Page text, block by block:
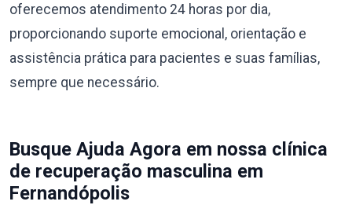
oferecemos atendimento 24 horas por dia,
proporcionando suporte emocional, orientação e
assistência prática para pacientes e suas famílias,
sempre que necessário.
Busque Ajuda Agora em nossa clínica
de recuperação masculina em
Fernandópolis